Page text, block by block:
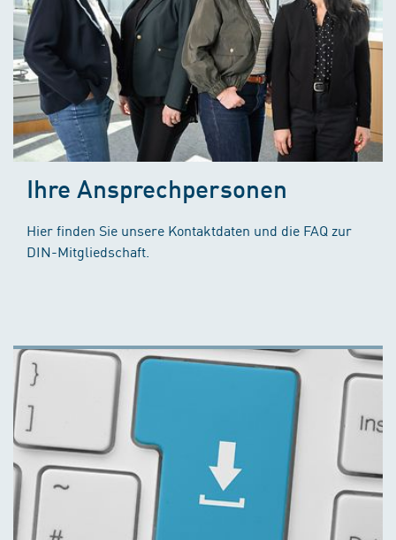
Ihre Ansprechpersonen
Hier finden Sie unsere Kontaktdaten und die FAQ zur
DIN-Mitgliedschaft.